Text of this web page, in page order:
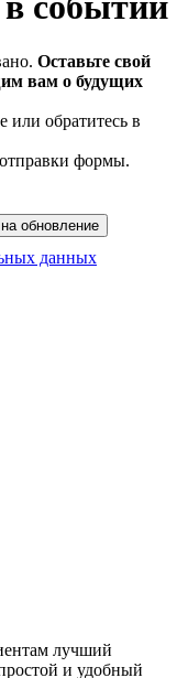
Оставьте свой
вам о будущих
или обратитесь в
формы.
обновление
данных
лучший
и удобный